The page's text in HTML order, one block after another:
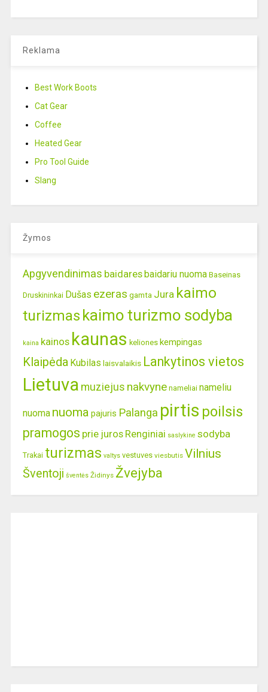
Reklama
Best Work Boots
Cat Gear
Coffee
Heated Gear
Pro Tool Guide
Slang
Žymos
Apgyvendinimas baidaresbaidariu nuoma Baseinas
Druskininkai Dušas ezeras gamta Jura kaimo
turizmas kaimo turizmo sodyba
kaina kainos kaunas keliones kempingas
Klaipėda Kubilas laisvalaikis Lankytinos vietos
Lietuva muziejus nakvyne nameliai nameliu
nuoma nuoma pajuris Palanga pirtis poilsis
pramogos prie juros Renginiai saslykine sodyba
Trakai turizmas valtys vestuves viesbutis Vilnius
Šventoji šventės Židinys Žvejyba